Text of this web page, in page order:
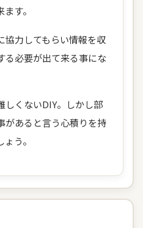
す。
協力してもらい情報を収
る必要が出て来る事にな
しくないDIY。しかし部
があると言う心積りを持
う。